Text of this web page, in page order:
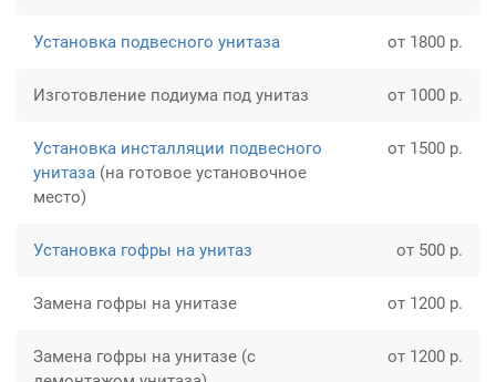
Установка подвесного унитаза от 1800 р.
Изготовление подиума под унитаз от 1000 р.
Установка инсталляции подвесного
унитаза (на готовое установочное
место)
от 1500 р.
Установка гофры на унитаз от 500 р.
Замена гофры на унитазе от 1200 р.
Замена гофры на унитазе (с
от 1200 р.